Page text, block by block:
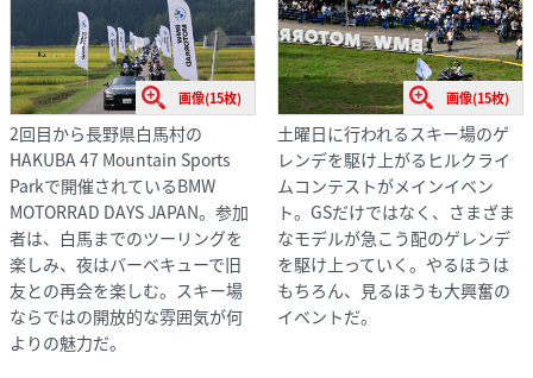
画像(15枚)
2回目から長野県白馬村の
HAKUBA 47 Mountain Sports
Parkで開催されているBMW
MOTORRAD DAYS JAPAN。参加
者は、白馬までのツーリングを
楽しみ、夜はバーベキューで旧
友との再会を楽しむ。スキー場
ならではの開放的な雰囲気が何
よりの魅力だ。
画像(15枚)
土曜日に行われるスキー場のゲ
レンデを駆け上がるヒルクライ
ムコンテストがメインイベン
ト。GSだけではなく、さまざま
なモデルが急こう配のゲレンデ
を駆け上っていく。やるほうは
もちろん、見るほうも大興奮の
イベントだ。